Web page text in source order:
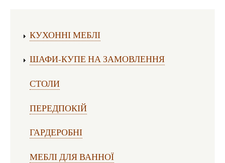
КУХОННІ МЕБЛІ
ШАФИ-КУПЕ НА ЗАМОВЛЕННЯ
СТОЛИ
ПЕРЕДПОКІЙ
ГАРДЕРОБНІ
МЕБЛІ ДЛЯ ВАННОЇ